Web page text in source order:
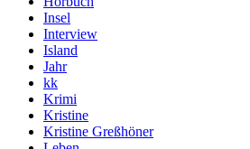
Insel
Interview
Island
Jahr
kk
Krimi
Kristine
Kristine Greßhöner